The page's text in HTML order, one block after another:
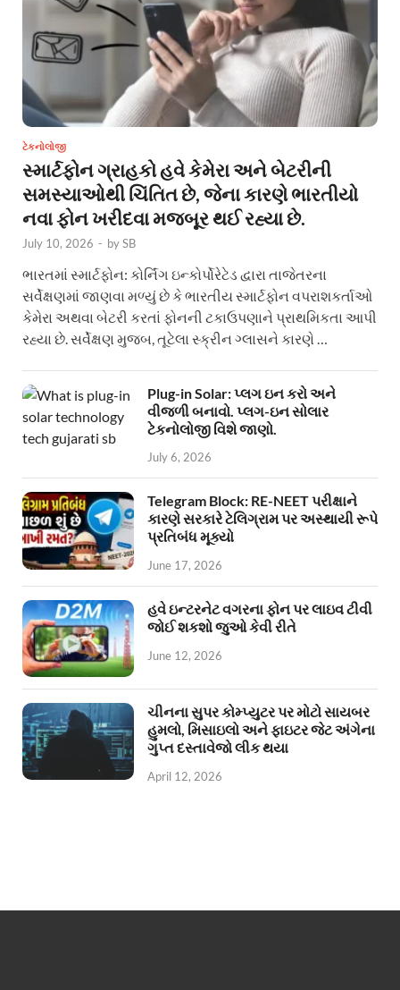
ટેકનોલોજી
સ્માર્ટફોન ગ્રાહકો હવે કેમેરા અને બેટરીની
સમસ્યાઓથી ચિંતિત છે, જેના કારણે ભારતીયો
નવા ફોન ખરીદવા મજબૂર થઈ રહ્યા છે.
July 10, 2026 - bySB
ભારતમાં સ્માર્ટફોન: કોર્નિંગ ઇન્કોર્પોરેટેડ દ્વારા તાજેતરના
સર્વેક્ષણમાં જાણવા મળ્યું છે કે ભારતીય સ્માર્ટફોન વપરાશકર્તાઓ
કેમેરા અથવા બેટરી કરતાં ફોનની ટકાઉપણાને પ્રાથમિકતા આપી
રહ્યા છે. સર્વેક્ષણ મુજબ, તૂટેલા સ્ક્રીન ગ્લાસને કારણે …
Plug-in Solar: પ્લગ ઇન કરો અને
વીજળી બનાવો. પ્લગ-ઇન સોલાર
ટેકનોલોજી વિશે જાણો.
July 6, 2026
Telegram Block: RE-NEET પરીક્ષાને
કારણે સરકારે ટેલિગ્રામ પર અસ્થાયી રૂપે
પ્રતિબંધ મૂક્યો
June 17, 2026
હવે ઇન્ટરનેટ વગરના ફોન પર લાઇવ ટીવી
જોઈ શકશો જુઓ કેવી રીતે
June 12, 2026
ચીનના સુપર કોમ્પ્યુટર પર મોટો સાયબર
હુમલો, મિસાઇલો અને ફાઇટર જેટ અંગેના
ગુપ્ત દસ્તાવેજો લીક થયા
April 12, 2026